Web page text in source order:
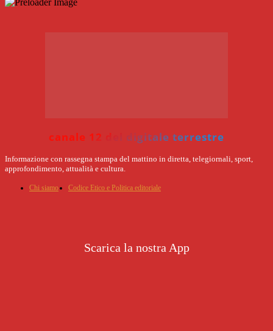
canale 12 del digitale terrestre
Informazione con rassegna stampa del mattino in diretta, telegiornali, sport,
approfondimento, attualità e cultura.
Chi siamo Codice Etico e Politica editoriale
Scarica la nostra App